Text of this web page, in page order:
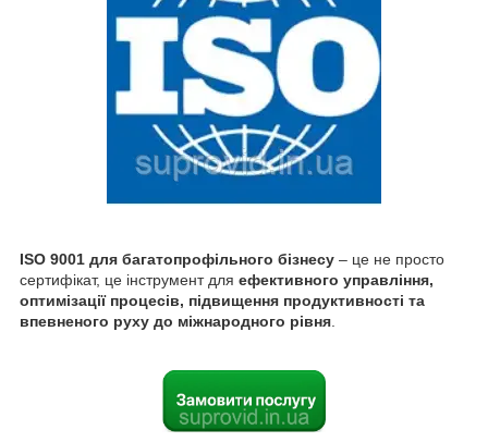
ISO 9001 для багатопрофільного бізнесу – це не просто
сертифікат, це інструмент для ефективного управління,
оптимізації процесів, підвищення продуктивності та
впевненого руху до міжнародного рівня.